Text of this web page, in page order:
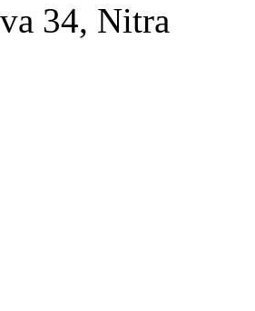
34, Nitra